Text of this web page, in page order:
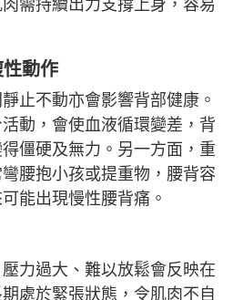
需持續出力支撐上身，容易
性動作
止不動亦會影響背部健康。
動，會使血液循環變差，背
僵硬及無力。另一方面，重
腰抱小孩或提重物，腰背容
能出現慢性腰背痛。
力過大、難以放鬆會反映在
處於緊張狀態，令肌肉不自